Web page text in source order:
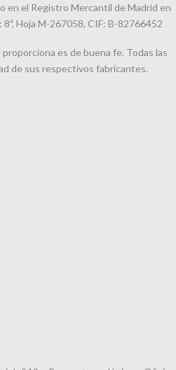
en el Registro Mercantil de Madrid en
Hoja M-267058, CIF: B-82766452
es de buena fe. Todas las
de sus respectivos fabricantes.